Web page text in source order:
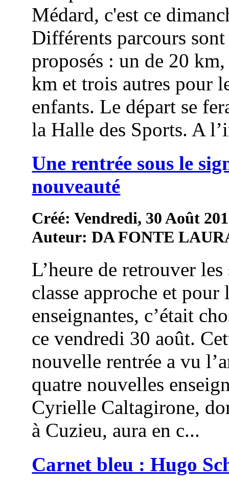
Médard, c'est ce
Différents parcours sont
proposés : un de 20
km et trois autres pour
enfants. Le départ se
la Halle des Sports. A
Une rentrée sous le
nouveauté
Créé: Vendredi, 30 Août
Auteur: DA FONTE
L’heure de retrouver les
classe approche et pour
enseignantes, c’était
ce vendredi 30 août.
nouvelle rentrée a vu
quatre nouvelles
Cyrielle Caltagirone,
à Cuzieu, aura en c...
Carnet bleu : Hugo